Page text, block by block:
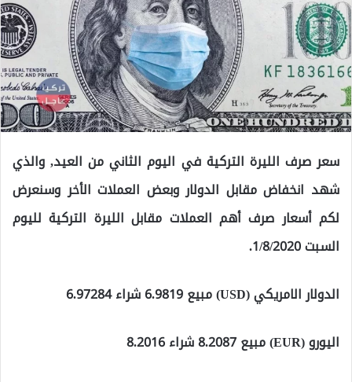
سعر صرف الليرة التركية في اليوم الثاني من العيد, والذي
شهد انخفاض مقابل الدولار وبعض العملات الأخر وسنعرض
لكم أسعار صرف أهم العملات مقابل الليرة التركية لليوم
السبت 1/8/2020.
الدولار الامريكي (USD) مبيع 6.9819 شراء 6.97284
اليورو (EUR) مبيع 8.2087 شراء 8.2016